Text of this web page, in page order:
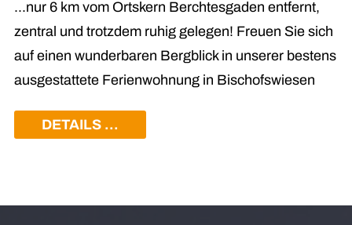
...nur 6 km vom Ortskern Berchtesgaden entfernt,
zentral und trotzdem ruhig gelegen! Freuen Sie sich
auf einen wunderbaren Bergblick in unserer bestens
ausgestattete Ferienwohnung in Bischofswiesen
DETAILS ...